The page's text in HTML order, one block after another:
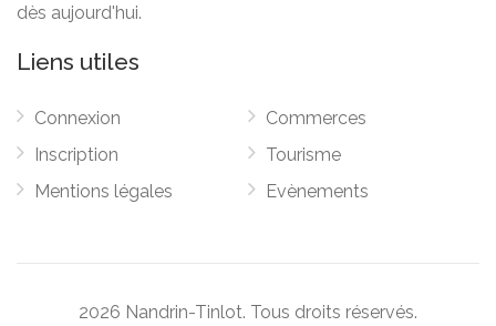
dès aujourd'hui.
Liens utiles
Connexion
Inscription
Mentions légales
Commerces
Tourisme
Evènements
2026 Nandrin-Tinlot. Tous droits réservés.